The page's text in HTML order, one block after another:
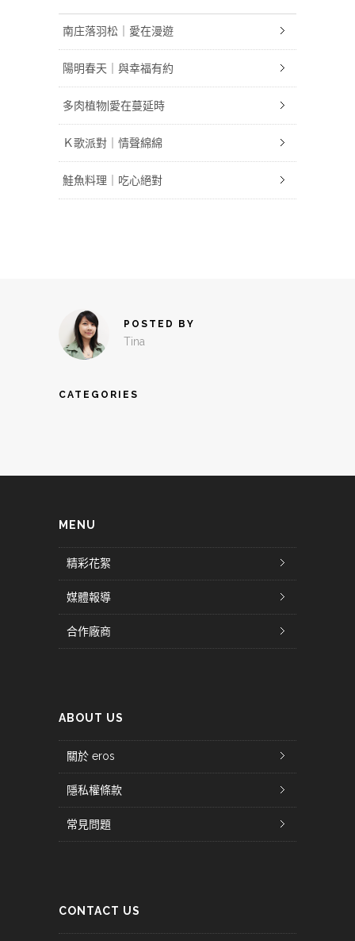
南庄落羽松｜愛在漫遊
陽明春天｜與幸福有約
多肉植物|愛在蔓延時
Ｋ歌派對｜情聲綿綿
鮭魚料理｜吃心絕對
POSTED BY
Tina
CATEGORIES
MENU
精彩花絮
媒體報導
合作廠商
ABOUT US
關於 eros
隱私權條款
常見問題
CONTACT US